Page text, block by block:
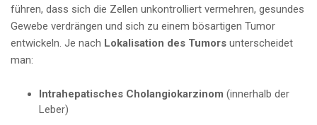
führen, dass sich die Zellen unkontrolliert vermehren, gesundes
Gewebe verdrängen und sich zu einem bösartigen Tumor
entwickeln. Je nach Lokalisation des Tumors unterscheidet
man:
Intrahepatisches Cholangiokarzinom (innerhalb der
Leber)